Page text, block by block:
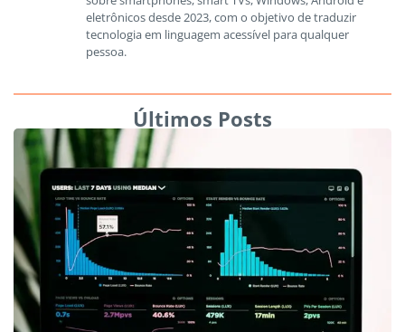
eletrônicos desde 2023, com o objetivo de traduzir
tecnologia em linguagem acessível para qualquer
pessoa.
Últimos Posts